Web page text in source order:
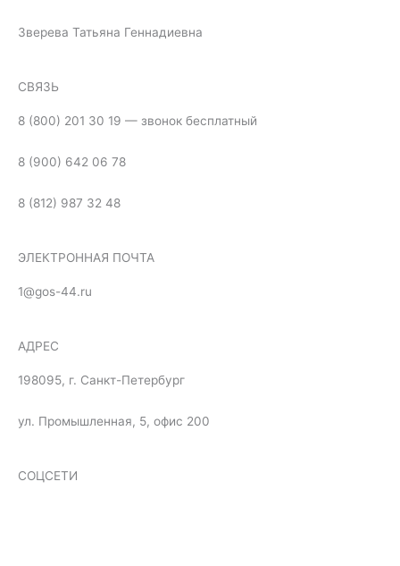
Зверева Татьяна Геннадиевна
СВЯЗЬ
8 (800) 201 30 19 — звонок бесплатный
8 (900) 642 06 78
8 (812) 987 32 48
ЭЛЕКТРОННАЯ ПОЧТА
1@gos-44.ru
АДРЕС
198095, г. Санкт-Петербург
ул. Промышленная, 5, офис 200
СОЦСЕТИ